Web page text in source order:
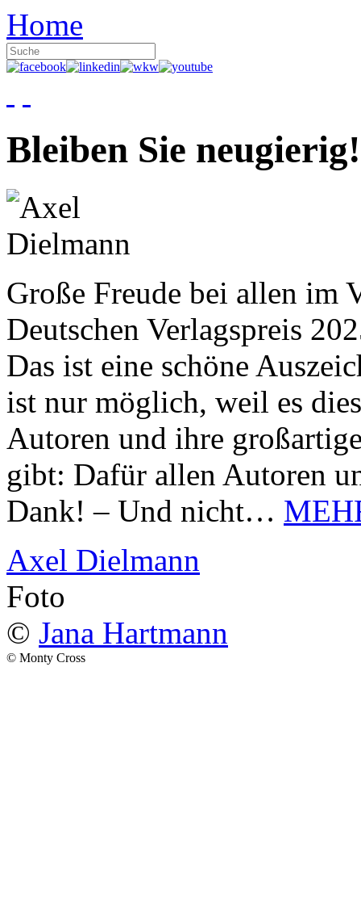
Home
Bleiben Sie neugierig!
Große Freude bei allen im
Deutschen Verlagspreis
Das ist eine schöne
ist nur möglich, weil es
Autoren und ihre
gibt: Dafür allen Autoren
Dank! – Und nicht…
Axel Dielmann
Foto
© Jana Hartmann
© Monty Cross